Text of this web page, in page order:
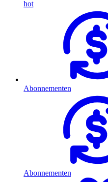
hot
Abonnementen
Abonnementen